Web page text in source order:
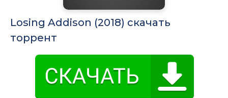
Losing Addison (2018) скачать
торрент